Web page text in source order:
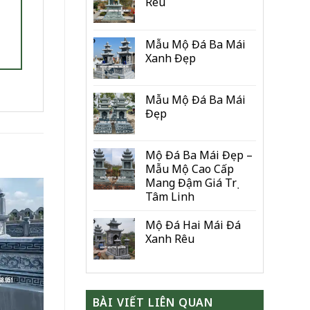
Mẫu Mộ Đá Ba Mái
Xanh Đẹp
Mẫu Mộ Đá Ba Mái
Đẹp
Mộ Đá Ba Mái Đẹp –
Mẫu Mộ Cao Cấp
Mang Đậm Giá Trị
Tâm Linh
Mộ Đá Hai Mái Đá
Xanh Rêu
BÀI VIẾT LIÊN QUAN